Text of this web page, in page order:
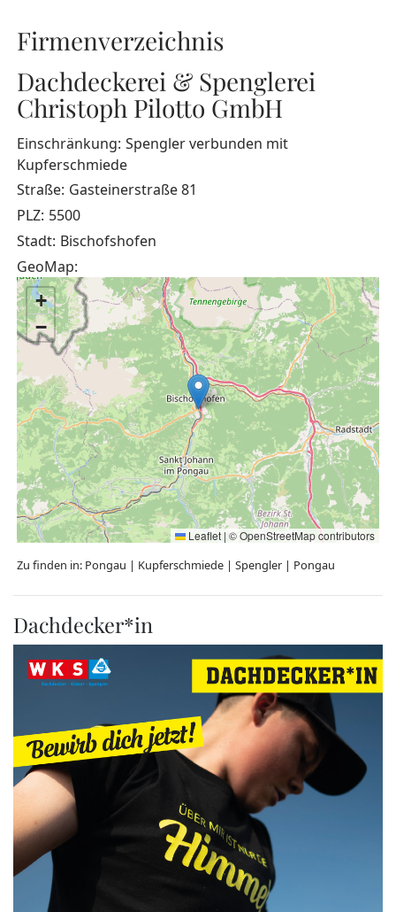
Firmenverzeichnis
Dachdeckerei & Spenglerei
Christoph Pilotto GmbH
Einschränkung: Spengler verbunden mit
Kupferschmiede
Straße: Gasteinerstraße 81
PLZ: 5500
Stadt: Bischofshofen
GeoMap:
+
−
Leaflet | ©OpenStreetMapcontributors
Zu finden in: Pongau | Kupferschmiede | Spengler | Pongau
Dachdecker*in